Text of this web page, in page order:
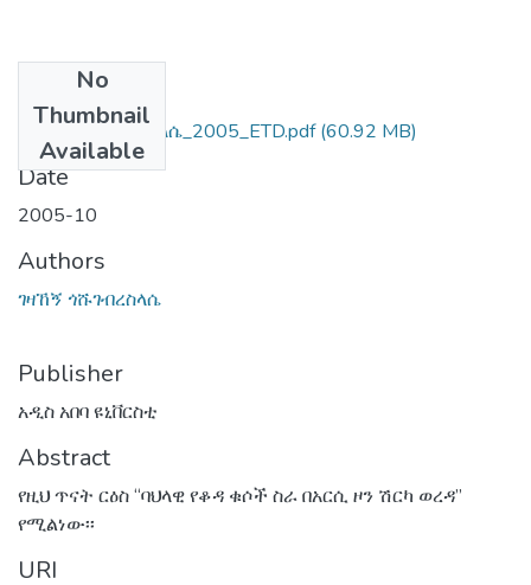
No
Thumbnail
Available
ገዛኸኝ_ጎሹ_ገብረሥላሴ_2005_ETD.pdf(60.92 MB)
Date
2005-10
Authors
ገዛኸኝ ጎሹገብረስላሴ
Publisher
አዲስ አበባ ዩኒቨርስቲ
Abstract
የዚህ ጥናት ርዕስ “ባህላዊ የቆዳ ቁሶች ስራ በአርሲ ዞን ሽርካ ወረዳ”
የሚልነው፡፡
URI